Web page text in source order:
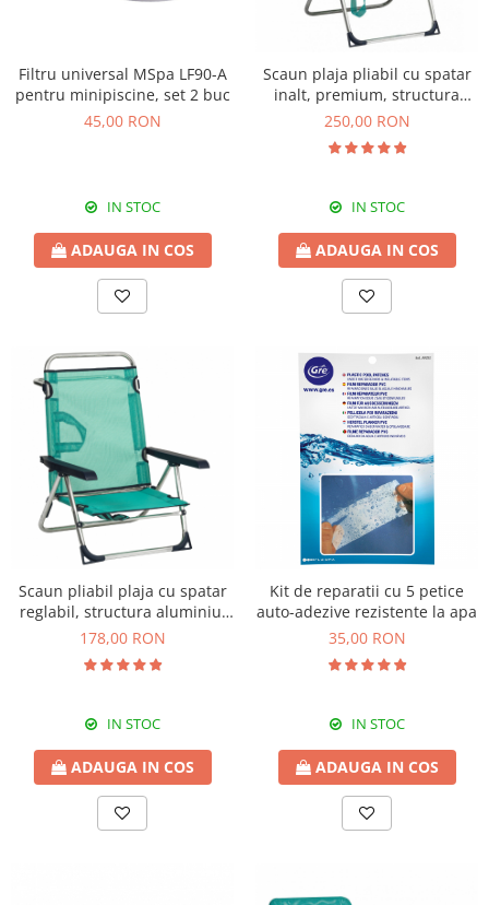
Filtru universal MSpa LF90-A
pentru minipiscine, set 2 buc
45,00 RON
IN STOC
ADAUGA IN COS
Scaun plaja pliabil cu spatar
inalt, premium, structura
aluminiu, turcoaz, Alco
670ALGF-0030
250,00 RON
IN STOC
ADAUGA IN COS
Scaun pliabil plaja cu spatar
reglabil, structura aluminiu,
turcoaz, Alco 606ALF-0030
178,00 RON
IN STOC
ADAUGA IN COS
Kit de reparatii cu 5 petice
auto-adezive rezistente la apa
35,00 RON
IN STOC
ADAUGA IN COS